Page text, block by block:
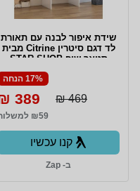
שידת איפור לבנה עם תאורת
לד דגם סיטרין Citrine מבית
סטאר שופ STAR SHOP
17% הנחה
469 ₪
389 ₪
₪59 למשלוח
קנו עכשיו
ב- Zap